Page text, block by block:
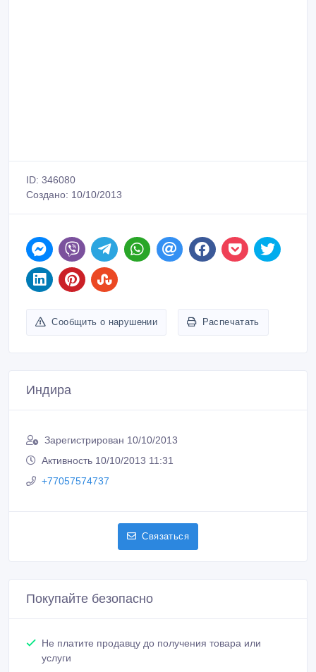
ID: 346080
Создано: 10/10/2013
Сообщить о нарушении Распечатать
Индира
Зарегистрирован 10/10/2013
Активность 10/10/2013 11:31
+77057574737
Связаться
Покупайте безопасно
Не платите продавцу до получения товара или
услуги